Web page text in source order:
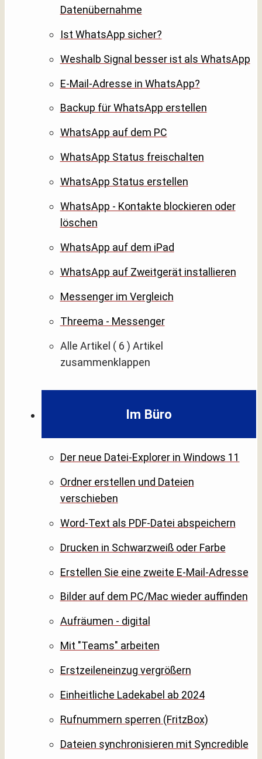
Datenübernahme
Ist WhatsApp sicher?
Weshalb Signal besser ist als WhatsApp
E-Mail-Adresse in WhatsApp?
Backup für WhatsApp erstellen
WhatsApp auf dem PC
WhatsApp Status freischalten
WhatsApp Status erstellen
WhatsApp - Kontakte blockieren oder
löschen
WhatsApp auf dem iPad
WhatsApp auf Zweitgerät installieren
Messenger im Vergleich
Threema - Messenger
Alle Artikel ( 6 ) Artikel
zusammenklappen
Im Büro
Der neue Datei-Explorer in Windows 11
Ordner erstellen und Dateien
verschieben
Word-Text als PDF-Datei abspeichern
Drucken in Schwarzweiß oder Farbe
Erstellen Sie eine zweite E-Mail-Adresse
Bilder auf dem PC/Mac wieder auffinden
Aufräumen - digital
Mit "Teams" arbeiten
Erstzeileneinzug vergrößern
Einheitliche Ladekabel ab 2024
Rufnummern sperren (FritzBox)
Dateien synchronisieren mit Syncredible